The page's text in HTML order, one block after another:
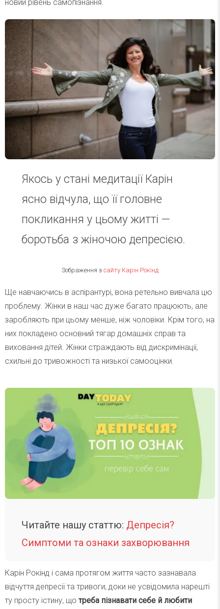
новий рівень самопізнання.
Якось у стані медитації Карін
ясно відчула, що її головне
покликання у цьому житті —
боротьба з жіночою депресією.
Зображення з сайту Карін Рокінд
Ще навчаючись в аспірантурі, вона ретельно вивчала цю
проблему. Жінки в наш час дуже багато працюють, але
заробляють при цьому менше, ніж чоловіки. Крім того, на
них покладено основний тягар домашніх справ та
виховання дітей. Жінки страждають від дискримінації,
схильні до тривожності та низької самооцінки.
Читайте нашу статтю: Депресія?
Симптоми та ознаки захворювання
Карін Рокінд і сама протягом життя часто зазнавала
відчуття депресії та тривоги, доки не усвідомила нарешті
ту просту істину, що треба пізнавати себе й любити